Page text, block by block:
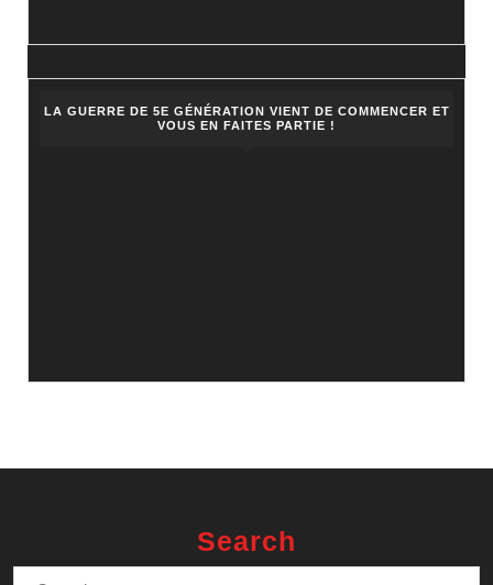
LA GUERRE DE 5E GÉNÉRATION VIENT DE COMMENCER ET
VOUS EN FAITES PARTIE !
Search